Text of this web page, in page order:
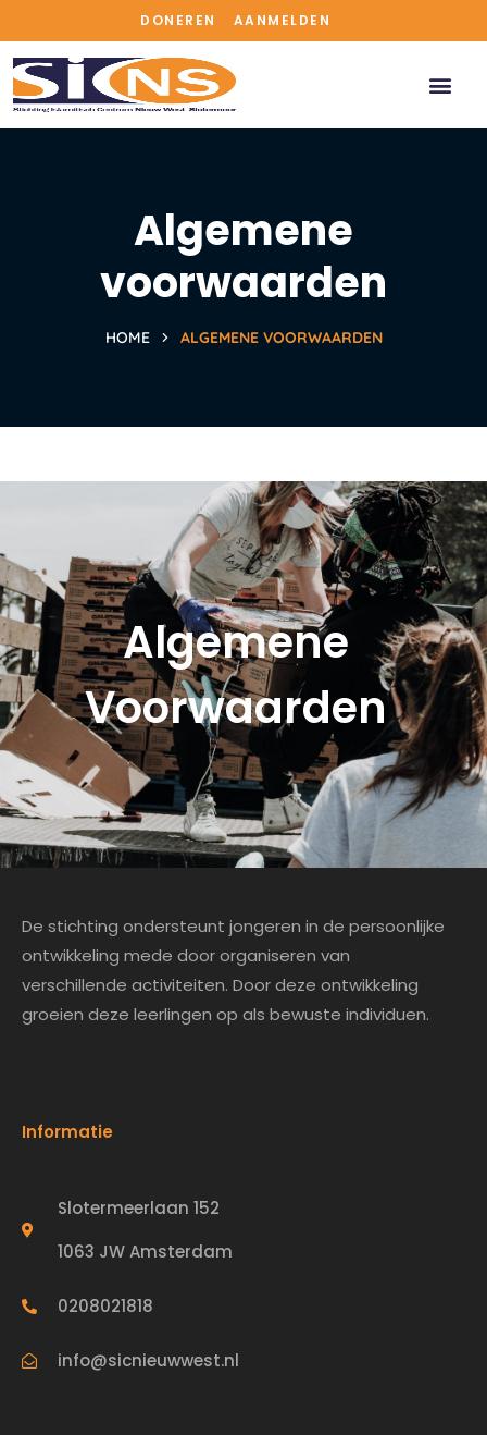
DONEREN AANMELDEN
Algemene
voorwaarden
HOME ALGEMENE VOORWAARDEN
Algemene
Voorwaarden
De stichting ondersteunt jongeren in de persoonlijke
ontwikkeling mede door organiseren van
verschillende activiteiten. Door deze ontwikkeling
groeien deze leerlingen op als bewuste individuen.
Informatie
Slotermeerlaan 152
1063 JW Amsterdam
0208021818
info@sicnieuwwest.nl